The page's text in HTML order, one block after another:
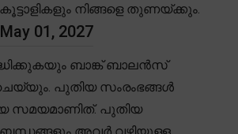
നിങ്ങളെ തുണയ്ക്കും.
01, 2027
ബാങ്ക് ബാലൻസ്
പുതിയ സംരംഭങ്ങൾ
സമയമാണിത്. പുതിയ